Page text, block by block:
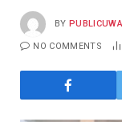
BY
NO COMMENTS